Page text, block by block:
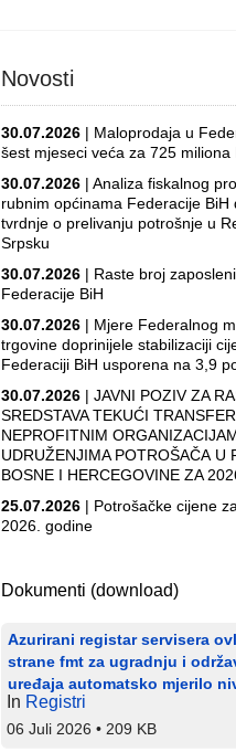
Novosti
30.07.2026 | Maloprodaja u
šest mjeseci veća za 725 miliona
30.07.2026 | Analiza fiskalnog
rubnim općinama Federacije BiH
tvrdnje o prelivanju potrošnje u
Srpsku
30.07.2026 | Raste broj
Federacije BiH
30.07.2026 | Mjere Federalnog
trgovine doprinijele stabilizaciji
Federaciji BiH usporena na 3,9
30.07.2026 | JAVNI POZIV ZA
SREDSTAVA TEKUĆI
NEPROFITNIM
UDRUŽENJIMA POTROŠAČA U
BOSNE I HERCEGOVINE ZA
25.07.2026 | Potrošačke cijene
2026. godine
Dokumenti (download)
Azurirani registar servisera
strane fmt za ugradnju i
uređaja automatsko mjerilo
In Registri
06 Juli 2026 209 KB